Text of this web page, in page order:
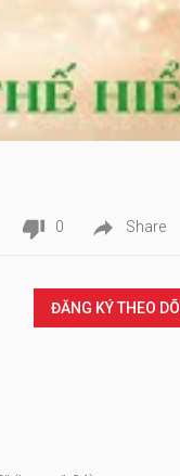
 0  Share
ĐĂNG KÝ THEO DÕI